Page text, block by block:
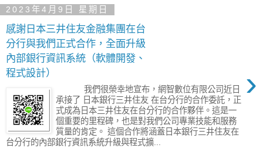
2023年4月9日 星期日
感謝日本三井住友金融集團在台
分行與我們正式合作，全面升級
內部銀行資訊系統（軟體開發、
程式設計）
›
我們很榮幸地宣布，網智數位有限公司近日
承接了 日本銀行三井住友 在台分行的合作委託，正
式成為日本三井住友在台分行的合作夥伴。這是一
個重要的里程碑，也是對我們公司專業技能和服務
質量的肯定。 這個合作將涵蓋日本銀行三井住友在
台分行的內部銀行資訊系統升級與程式擴...